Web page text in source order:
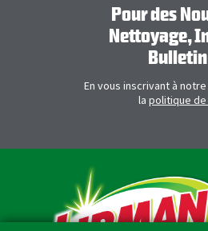
Pour des
Nettoyage,
En vous inscrivant à
la politique